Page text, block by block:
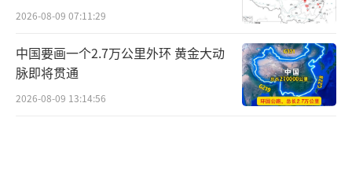
创新仪式：他延续爷爷摆玉米饼子的传
统，又新增了正月十五拎24盏罐头瓶灯上山的
仪式，“一盏灯对应一位英雄，照亮归家
2026-08-09 07:11:29
中国要画一个2.7万公里外环 黄金大动
脉即将贯通
2026-08-09 13:14:56